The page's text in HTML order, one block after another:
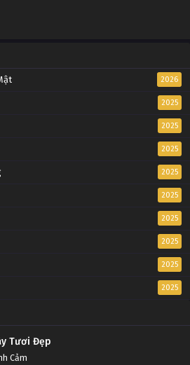
2026
2025
2025
2025
2025
2025
2025
2025
2025
2025
Tươi Đẹp
Cảm